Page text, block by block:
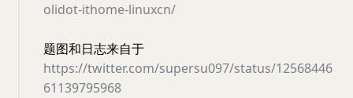
olidot-ithome-linuxcn/
题图和日志来自于
https://twitter.com/supersu097/status/12568446
61139795968